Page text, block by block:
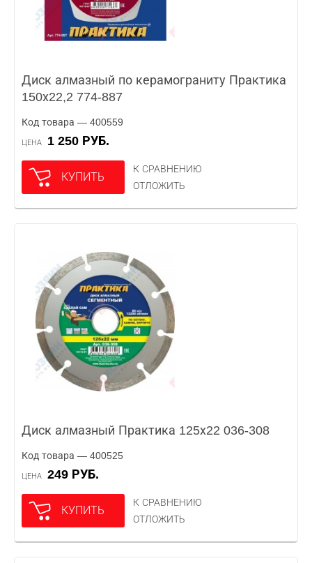
Диск алмазный по керамограниту Практика
150х22,2 774-887
Код товара — 400559
ЦЕНА 1 250 РУБ.
КУПИТЬ
К СРАВНЕНИЮ
ОТЛОЖИТЬ
Диск алмазный Практика 125х22 036-308
Код товара — 400525
ЦЕНА 249 РУБ.
КУПИТЬ
К СРАВНЕНИЮ
ОТЛОЖИТЬ